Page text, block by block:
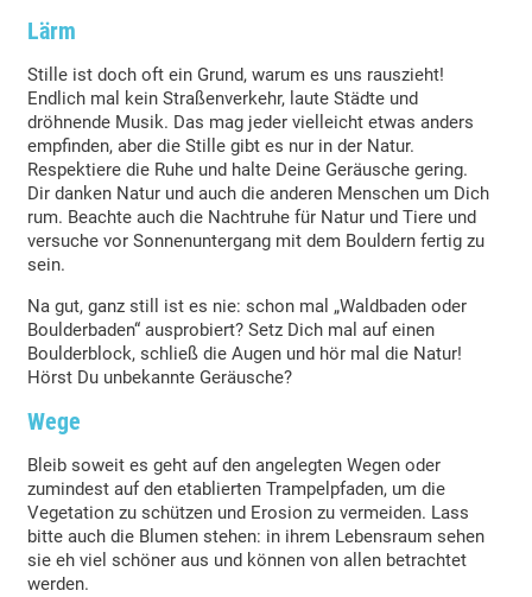
Lärm
Stille ist doch oft ein Grund, warum es uns rauszieht!
Endlich mal kein Straßenverkehr, laute Städte und
dröhnende Musik. Das mag jeder vielleicht etwas anders
empfinden, aber die Stille gibt es nur in der Natur.
Respektiere die Ruhe und halte Deine Geräusche gering.
Dir danken Natur und auch die anderen Menschen um Dich
rum. Beachte auch die Nachtruhe für Natur und Tiere und
versuche vor Sonnenuntergang mit dem Bouldern fertig zu
sein.
Na gut, ganz still ist es nie: schon mal „Waldbaden oder
Boulderbaden“ ausprobiert? Setz Dich mal auf einen
Boulderblock, schließ die Augen und hör mal die Natur!
Hörst Du unbekannte Geräusche?
Wege
Bleib soweit es geht auf den angelegten Wegen oder
zumindest auf den etablierten Trampelpfaden, um die
Vegetation zu schützen und Erosion zu vermeiden. Lass
bitte auch die Blumen stehen: in ihrem Lebensraum sehen
sie eh viel schöner aus und können von allen betrachtet
werden.